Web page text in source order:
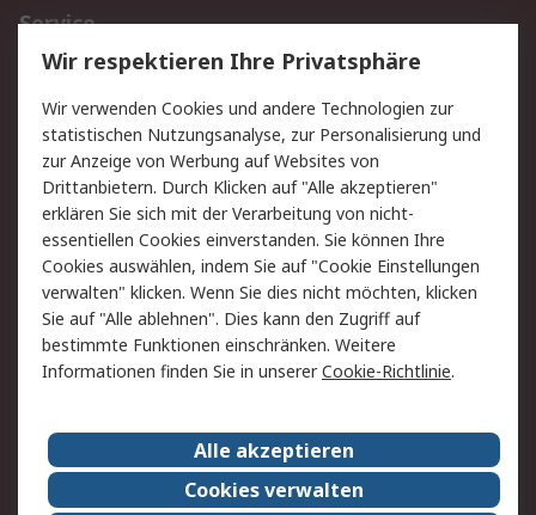
Service
Value Added Services
Lieferlösungen
Rücksendungen
Kontakt
Hilfe
Rechtliches
AGB
Datenschutz
Cookie-Richtlinie
Zahlungsbedingungen
Copyright/Impressum
Über RS
Karriere bei RS
Nachhaltigkeit
Qualität/Umwelt/ZertifikatePresse-Center
Wir respektieren Ihre Privatsphäre
Wir verwenden Cookies und andere Technologien zur
statistischen Nutzungsanalyse, zur Personalisierung und
zur Anzeige von Werbung auf Websites von
Drittanbietern. Durch Klicken auf "Alle akzeptieren"
erklären Sie sich mit der Verarbeitung von nicht-
essentiellen Cookies einverstanden. Sie können Ihre
Cookies auswählen, indem Sie auf "Cookie Einstellungen
verwalten" klicken. Wenn Sie dies nicht möchten, klicken
Sie auf "Alle ablehnen". Dies kann den Zugriff auf
bestimmte Funktionen einschränken. Weitere
Informationen finden Sie in unsererCookie-Richtlinie.
Alle akzeptieren
Cookies verwalten